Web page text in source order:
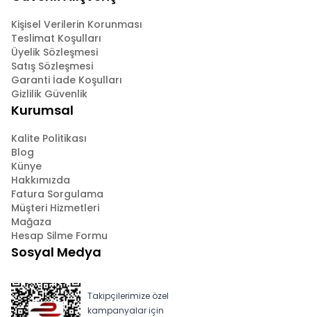
Kişisel Verilerin Korunması
Teslimat Koşulları
Üyelik Sözleşmesi
Satış Sözleşmesi
Garanti İade Koşulları
Gizlilik Güvenlik
Kurumsal
Kalite Politikası
Blog
Künye
Hakkımızda
Fatura Sorgulama
Müşteri Hizmetleri
Mağaza
Hesap Silme Formu
Sosyal Medya
Takipçilerimize özel
kampanyalar için